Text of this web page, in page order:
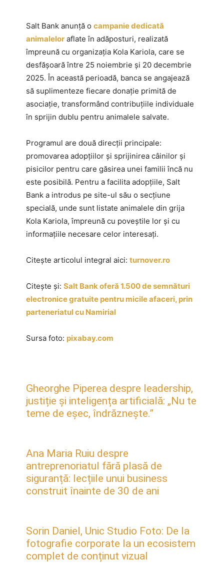
Salt Bank anunță o campanie dedicată
animalelor aflate în adăposturi, realizată
împreună cu organizația Kola Kariola, care se
desfășoară între 25 noiembrie și 20 decembrie
2025. În această perioadă, banca se angajează
să suplimenteze fiecare donație primită de
asociație, transformând contribuțiile individuale
în sprijin dublu pentru animalele salvate.
Programul are două direcții principale:
promovarea adopțiilor și sprijinirea câinilor și
pisicilor pentru care găsirea unei familii încă nu
este posibilă. Pentru a facilita adopțiile, Salt
Bank a introdus pe site-ul său o secțiune
specială, unde sunt listate animalele din grija
Kola Kariola, împreună cu poveștile lor și cu
informațiile necesare celor interesați.
Citește articolul integral aici: turnover.ro
Citește și: Salt Bank oferă 1.500 de semnături
electronice gratuite pentru micile afaceri, prin
parteneriatul cu Namirial
Sursa foto: pixabay.com
Gheorghe Piperea despre leadership,
justiție și inteligența artificială: „Nu te
teme de eșec, îndrăznește.”
Ana Maria Ruiu despre
antreprenoriatul fără plasă de
siguranță: lecțiile unui business
construit înainte de 30 de ani
Sorin Daniel, Unic Studio Foto: De la
fotografie corporate la un ecosistem
complet de conținut vizual